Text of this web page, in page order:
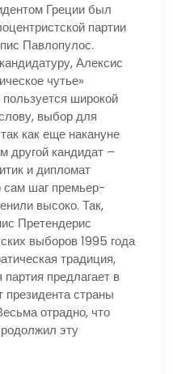
Греции был
партии
Павлопулос.
Алексис
чутье»
пользуется широкой
выбор для
как еще накануне
другой кандидат –
и дипломат
шаг премьер-
высоко. Так,
Претендерис
выборов 1995 года
традиция,
предлагает в
президента страны
отрадно, что
эту